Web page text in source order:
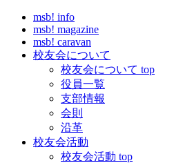
msb! info
msb! magazine
msb! caravan
校友会について
校友会について top
役員一覧
支部情報
会則
沿革
校友会活動
校友会活動 top